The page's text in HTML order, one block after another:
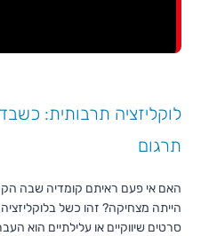
לוקליזציה תרבותית:
תרגום
האם אי פעם ראיתם קומדיה שבה הקהל
הייתה מצחיקה? זהו כשל בלוקליזציה.
סרטים שיווקיים או עלילתיים הוא